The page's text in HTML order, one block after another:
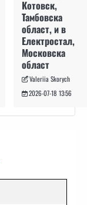
Котовск,
Тамбовска
област, и в
Електростал,
Московска
област
Valeriia Skorych
2026-07-18 13:56